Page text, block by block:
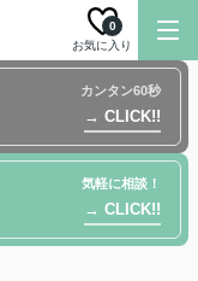
お気に入り
0
カンタン60秒
→ CLICK!!
気軽に相談！
→ CLICK!!